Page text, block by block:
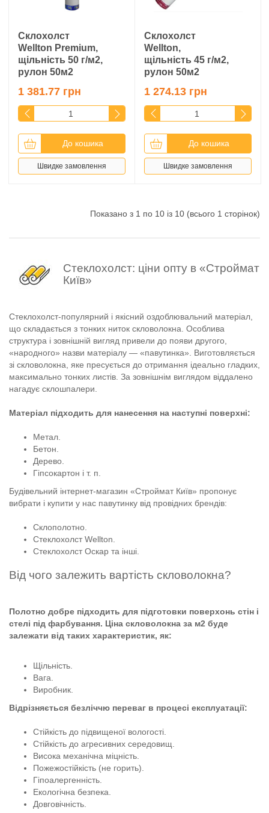
Склохолст
Wellton Premium,
щільність 50 г/м2,
рулон 50м2
1 381.77 грн
До кошика
Швидке замовлення
Склохолст
Wellton,
щільність 45 г/м2,
рулон 50м2
1 274.13 грн
До кошика
Швидке замовлення
Показано з 1 по 10 із 10 (всього 1 сторінок)
Стеклохолст: ціни опту в «Строймат
Київ»
Стеклохолст-популярний і якісний оздоблювальний матеріал,
що складається з тонких ниток скловолокна. Особлива
структура і зовнішній вигляд привели до появи другого,
«народного» назви матеріалу — «павутинка». Виготовляється
зі скловолокна, яке пресується до отримання ідеально гладких,
максимально тонких листів. За зовнішнім виглядом віддалено
нагадує склошпалери.
Матеріал підходить для нанесення на наступні поверхні:
Метал.
Бетон.
Дерево.
Гіпсокартон і т. п.
Будівельний інтернет-магазин «Строймат Київ» пропонує
вибрати і купити у нас павутинку від провідних брендів:
Склополотно.
Стеклохолст Wellton.
Стеклохолст Оскар та інші.
Від чого залежить вартість скловолокна?
Полотно добре підходить для підготовки поверхонь стін і
стелі під фарбування. Ціна скловолокна за м2 буде
залежати від таких характеристик, як:
Щільність.
Вага.
Виробник.
Відрізняється безліччю переваг в процесі експлуатації:
Стійкість до підвищеної вологості.
Стійкість до агресивних середовищ.
Висока механічна міцність.
Пожежостійкість (не горить).
Гіпоалергенність.
Екологічна безпека.
Довговічність.